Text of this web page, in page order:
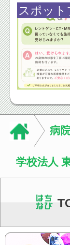
スポッ
病
学校法人